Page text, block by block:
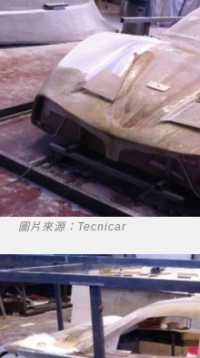
圖片來源：Tecnicar